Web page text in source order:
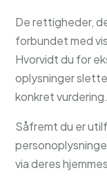
De rettigheder,
forbundet med
Hvorvidt du for
oplysninger
konkret vurdering.
Såfremt du er
via deres